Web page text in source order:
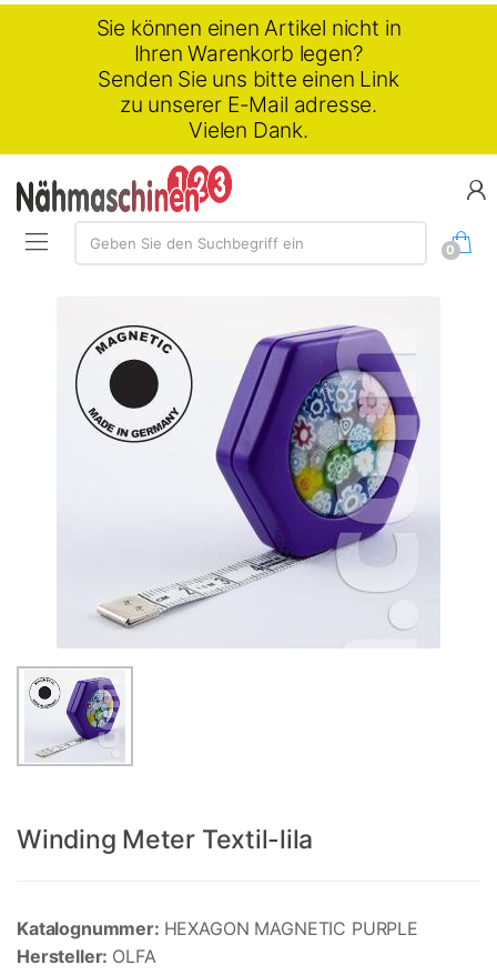
Sie können einen Artikel nicht in
Ihren Warenkorb legen?
Senden Sie uns bitte einen Link
zu unserer E-Mail adresse.
Vielen Dank.
Suchen:
Geben Sie den Suchbegriff ein
0
Winding Meter Textil-lila
Katalognummer: HEXAGON MAGNETIC PURPLE
Hersteller: OLFA